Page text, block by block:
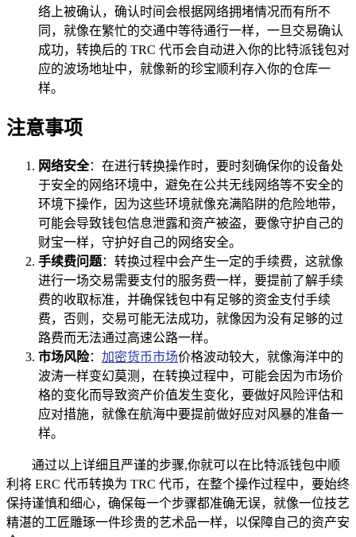
络上被确认，确认时间会根据网络拥堵情况而有所不
同，就像在繁忙的交通中等待通行一样，一旦交易确认
成功，转换后的 TRC 代币会自动进入你的比特派钱包对
应的波场地址中，就像新的珍宝顺利存入你的仓库一
样。
注意事项
网络安全：在进行转换操作时，要时刻确保你的设备处
于安全的网络环境中，避免在公共无线网络等不安全的
环境下操作，因为这些环境就像充满陷阱的危险地带，
可能会导致钱包信息泄露和资产被盗，要像守护自己的
财宝一样，守护好自己的网络安全。
手续费问题：转换过程中会产生一定的手续费，这就像
进行一场交易需要支付的服务费一样，要提前了解手续
费的收取标准，并确保钱包中有足够的资金支付手续
费，否则，交易可能无法成功，就像因为没有足够的过
路费而无法通过高速公路一样。
市场风险： 加密货币市场价格波动较大，就像海洋中的
波涛一样变幻莫测，在转换过程中，可能会因为市场价
格的变化而导致资产价值发生变化，要做好风险评估和
应对措施，就像在航海中要提前做好应对风暴的准备一
样。
通过以上详细且严谨的步骤,你就可以在比特派钱包中顺
利将 ERC 代币转换为 TRC 代币，在整个操作过程中，要始终
保持谨慎和细心，确保每一个步骤都准确无误，就像一位技艺
精湛的工匠雕琢一件珍贵的艺术品一样，以保障自己的资产安